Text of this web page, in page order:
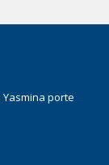
porte